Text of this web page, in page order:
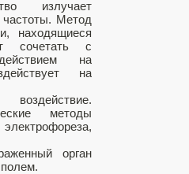
излучает
Метод
находящиеся
сочетать с
на
на
методы
орган